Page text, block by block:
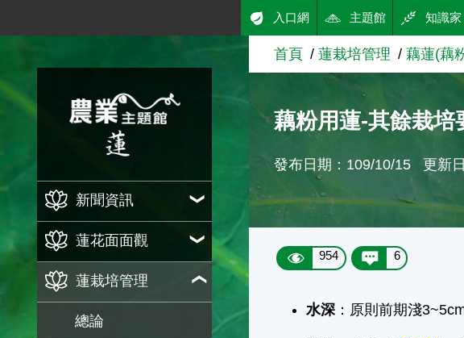
農業知識入口網
新聞資訊
蓮花面面觀
蓮栽培管理
總論
入口網 主題館 知識家
首頁 蓮栽培管理 藕蓮(藕
藕粉用蓮-其餘栽培
發布日期：109/10/15 更新
954 6
水深：原則前期淺